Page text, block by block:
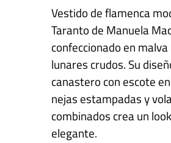
Vestido de flamenca
Taranto de Manuela
confeccionado en malva
lunares crudos. Su
canastero con escote
nejas estampadas y
combinados crea un
elegante.